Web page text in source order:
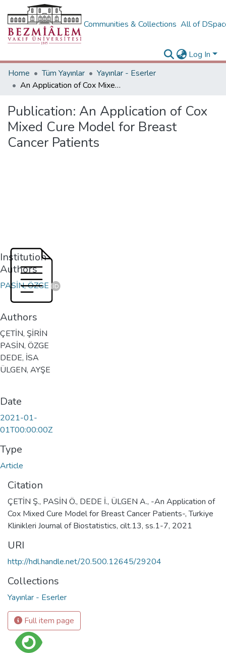
Communities & Collections All of
Log In
Home
Tüm Yayınlar
Yayınlar - Eserler
An Application of Cox Mixed Cure Model for Breast Cancer Patients
Publication: An Application of Cox
Mixed Cure Model for Breast
Cancer Patients
Institution
Authors
PASİN, ÖZGE
Authors
ÇETİN, ŞİRİN
PASİN, ÖZGE
DEDE, İSA
ÜLGEN, AYŞE
Date
2021-01-
01T00:00:00Z
Type
Article
Citation
ÇETİN Ş., PASİN Ö., DEDE İ., ÜLGEN A., -An Application of
Cox Mixed Cure Model for Breast Cancer Patients-, Turkiye
Klinikleri Journal of Biostatistics, cilt.13, ss.1-7, 2021
URI
http://hdl.handle.net/20.500.12645/29204
Collections
Yayınlar - Eserler
Full item page